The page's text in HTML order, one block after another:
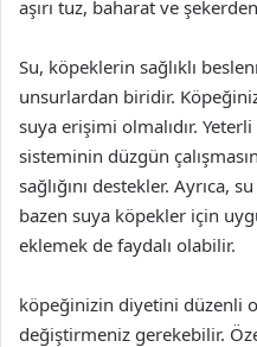
aşırı tuz, baharat ve şekerden
Su, köpeklerin sağlıklı
unsurlardan biridir.
suya erişimi olmalıdır.
sisteminin düzgün
sağlığını destekler. Ayrıca,
bazen suya köpekler için
eklemek de faydalı olabilir.
köpeğinizin diyetini düzenli
değiştirmeniz gerekebilir.